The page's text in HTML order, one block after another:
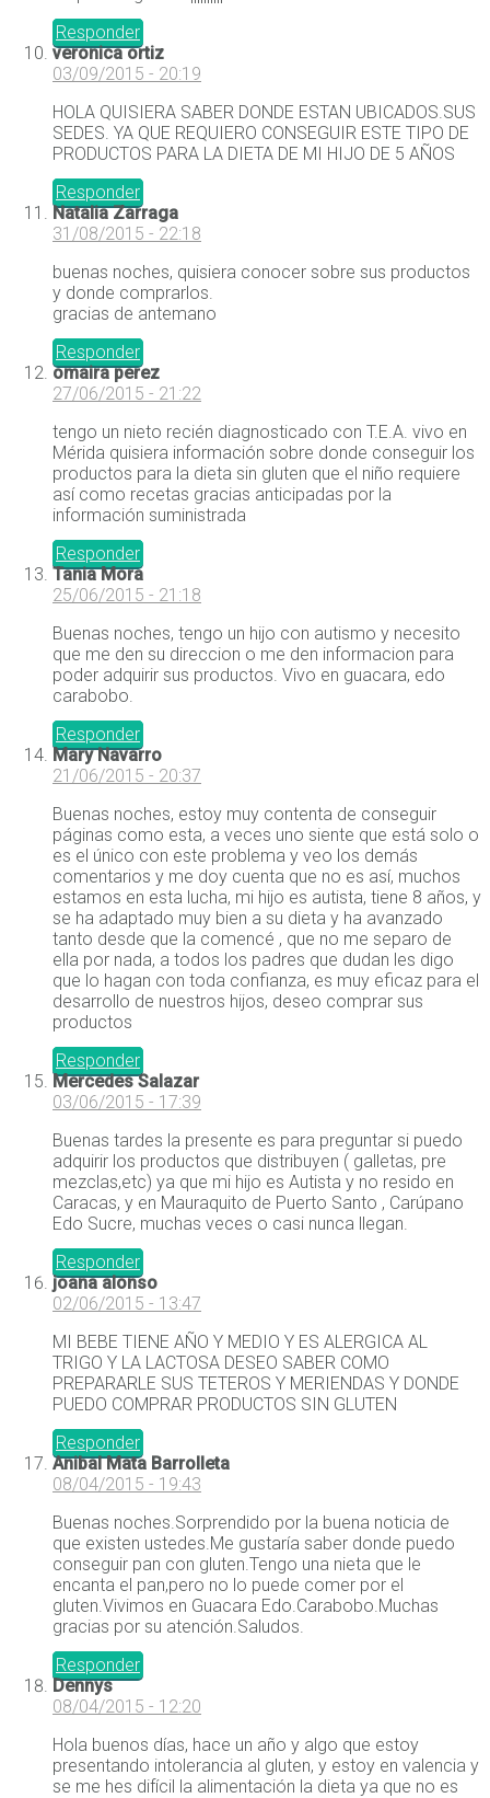
Responder
veronica ortiz
03/09/2015 - 20:19
HOLA QUISIERA SABER DONDE ESTAN UBICADOS.SUS
SEDES. YA QUE REQUIERO CONSEGUIR ESTE TIPO DE
PRODUCTOS PARA LA DIETA DE MI HIJO DE 5 AÑOS
Responder
Natalia Zarraga
31/08/2015 - 22:18
buenas noches, quisiera conocer sobre sus productos
y donde comprarlos.
gracias de antemano
Responder
omaira perez
27/06/2015 - 21:22
tengo un nieto recién diagnosticado con T.E.A. vivo en
Mérida quisiera información sobre donde conseguir los
productos para la dieta sin gluten que el niño requiere
así como recetas gracias anticipadas por la
información suministrada
Responder
Tania Mora
25/06/2015 - 21:18
Buenas noches, tengo un hijo con autismo y necesito
que me den su direccion o me den informacion para
poder adquirir sus productos. Vivo en guacara, edo
carabobo.
Responder
Mary Navarro
21/06/2015 - 20:37
Buenas noches, estoy muy contenta de conseguir
páginas como esta, a veces uno siente que está solo o
es el único con este problema y veo los demás
comentarios y me doy cuenta que no es así, muchos
estamos en esta lucha, mi hijo es autista, tiene 8 años, y
se ha adaptado muy bien a su dieta y ha avanzado
tanto desde que la comencé , que no me separo de
ella por nada, a todos los padres que dudan les digo
que lo hagan con toda confianza, es muy eficaz para el
desarrollo de nuestros hijos, deseo comprar sus
productos
Responder
Mercedes Salazar
03/06/2015 - 17:39
Buenas tardes la presente es para preguntar si puedo
adquirir los productos que distribuyen ( galletas, pre
mezclas,etc) ya que mi hijo es Autista y no resido en
Caracas, y en Mauraquito de Puerto Santo , Carúpano
Edo Sucre, muchas veces o casi nunca llegan.
Responder
joana alonso
02/06/2015 - 13:47
MI BEBE TIENE AÑO Y MEDIO Y ES ALERGICA AL
TRIGO Y LA LACTOSA DESEO SABER COMO
PREPARARLE SUS TETEROS Y MERIENDAS Y DONDE
PUEDO COMPRAR PRODUCTOS SIN GLUTEN
Responder
Anibal Mata Barrolleta
08/04/2015 - 19:43
Buenas noches.Sorprendido por la buena noticia de
que existen ustedes.Me gustaría saber donde puedo
conseguir pan con gluten.Tengo una nieta que le
encanta el pan,pero no lo puede comer por el
gluten.Vivimos en Guacara Edo.Carabobo.Muchas
gracias por su atención.Saludos.
Responder
Dennys
08/04/2015 - 12:20
Hola buenos días, hace un año y algo que estoy
presentando intolerancia al gluten, y estoy en valencia y
se me hes difícil la alimentación la dieta ya que no es